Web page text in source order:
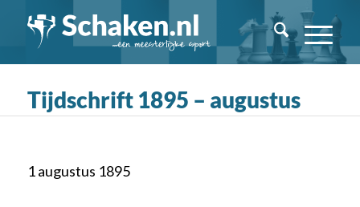
Tijdschrift 1895 – augustus
1 augustus 1895